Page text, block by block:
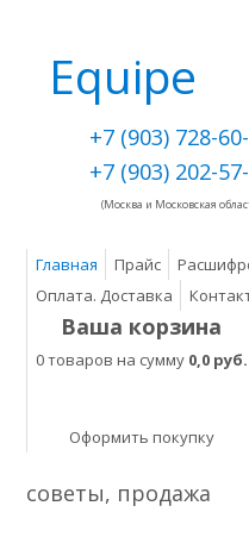
Equipe
+7 (903) 728-
+7 (903) 202-
(Москва и Московская
Главная Прайс
Оплата. Доставка
Ваша корзина
0 товаров на сумму 0,0 руб.
Оформить покупку
советы, продажа